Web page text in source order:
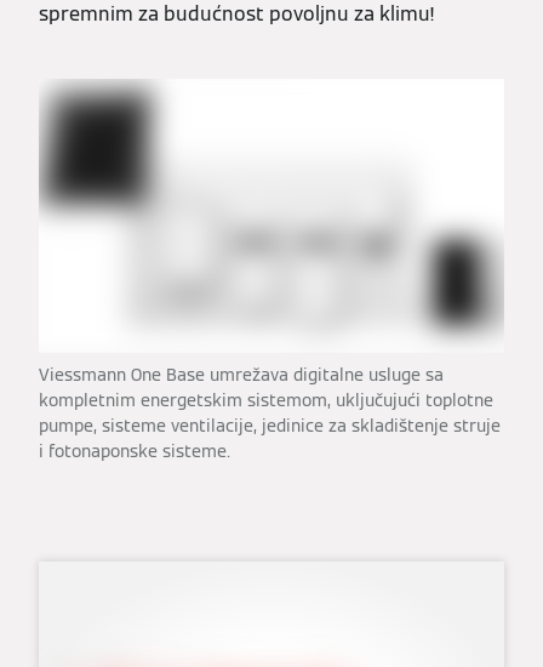
spremnim za budućnost povoljnu za klimu!
Viessmann One Base umrežava digitalne usluge sa
kompletnim energetskim sistemom, uključujući toplotne
pumpe, sisteme ventilacije, jedinice za skladištenje struje
i fotonaponske sisteme.